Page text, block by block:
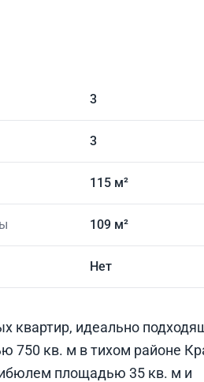
3
3
115 м²
109 м²
Нет
квартир, идеально
750 кв. м в тихом районе
площадью 35 кв. м и